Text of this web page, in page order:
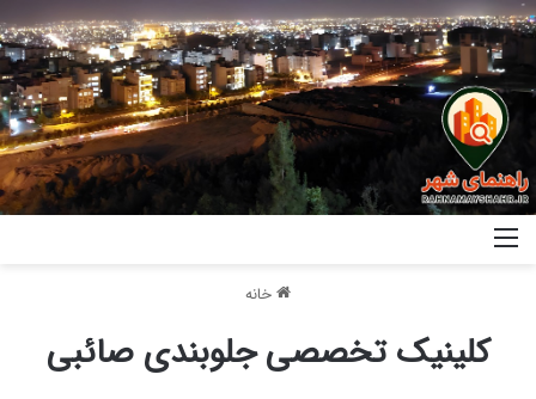
خانه
کلینیک تخصصی جلوبندی صائبی